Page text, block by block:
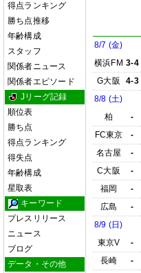
得点ランキング
勝ち点推移
年齢構成
スタッフ
関係者ニュース
関係者エピソード
Jリーグ記録
順位表
勝ち点
得点ランキング
得失点
年齢構成
星取表
キーワード
プレスリリース
ニュース
ブログ
データ・その他
8/7 (金)
横浜FM 3-4
G大阪
4-3
8/8 (土)
柏
-
FC東京
-
名古屋
-
C大阪
-
福岡
-
広島
-
8/9 (日)
東京V
-
長崎
-